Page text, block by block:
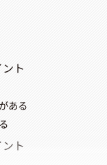
ト
ある
ト